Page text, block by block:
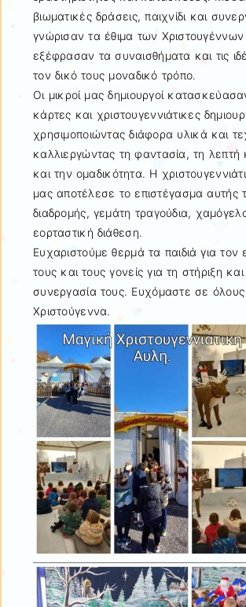
βιωματικές δράσεις, παιχνίδι και
γνώρισαν τα έθιμα των Χριστουγέννων
εξέφρασαν τα συναισθήματα και τις
τον δικό τους μοναδικό τρόπο.
Οι μικροί μας δημιουργοί
κάρτες και χριστουγεννιάτικες
χρησιμοποιώντας διάφορα υλικά και
καλλιεργώντας τη φαντασία, τη λεπτή
και την ομαδικότητα. Η
μας αποτέλεσε το επιστέγασμα αυτής
διαδρομής, γεμάτη τραγούδια,
εορταστική διάθεση.
Ευχαριστούμε θερμά τα παιδιά για τον
τους και τους γονείς για τη στήριξη και
συνεργασία τους. Ευχόμαστε σε
Χριστούγεννα.